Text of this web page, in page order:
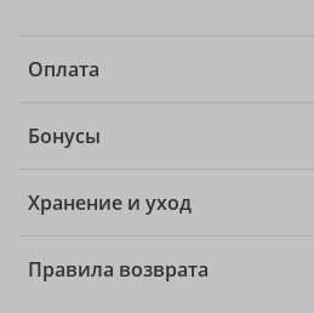
Оплата
Бонусы
Хранение и уход
Правила возврата